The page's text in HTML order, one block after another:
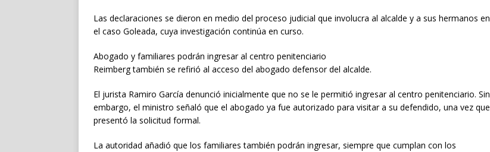
Las declaraciones se dieron en medio del proceso judicial que involucra al alcalde y a sus hermanos en
el caso Goleada, cuya investigación continúa en curso.
Abogado y familiares podrán ingresar al centro penitenciario
Reimberg también se refirió al acceso del abogado defensor del alcalde.
El jurista Ramiro García denunció inicialmente que no se le permitió ingresar al centro penitenciario. Sin
embargo, el ministro señaló que el abogado ya fue autorizado para visitar a su defendido, una vez que
presentó la solicitud formal.
La autoridad añadió que los familiares también podrán ingresar, siempre que cumplan con los